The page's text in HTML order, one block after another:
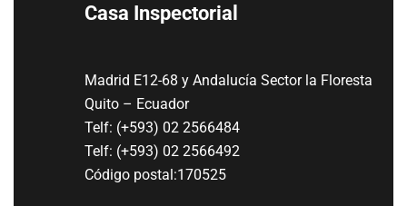
Casa Inspectorial
Madrid E12-68 y Andalucía Sector la Floresta
Quito – Ecuador
Telf: (+593) 02 2566484
Telf: (+593) 02 2566492
Código postal:170525